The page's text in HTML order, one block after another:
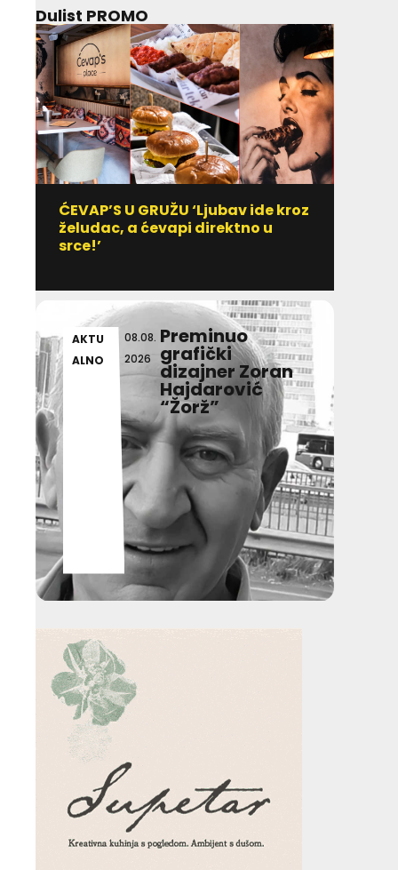
Dulist PROMO
ĆEVAP’S U GRUŽU ‘Ljubav ide kroz
želudac, a ćevapi direktno u
srce!’
AKTU
ALNO
08.08.
2026
Preminuo
grafički
dizajner Zoran
Hajdarović
“Žorž”